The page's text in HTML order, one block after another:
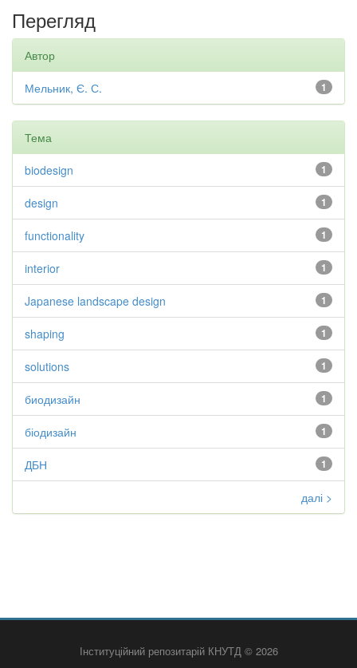
Перегляд
Автор
1
Мельник, Є. С.
Тема
1
biodesign
1
design
1
functionality
1
interior
1
Japanese landscape design
1
shaping
1
solutions
1
биодизайн
1
біодизайн
1
ДБН
далі >
Інституційний репозитарій КНУТД © 2026